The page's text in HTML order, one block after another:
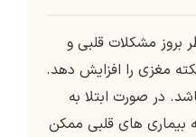
مشکلات قلبی و
مغزی را افزایش دهد.
در صورت ابتلا به
بیماری های قلبی ممکن